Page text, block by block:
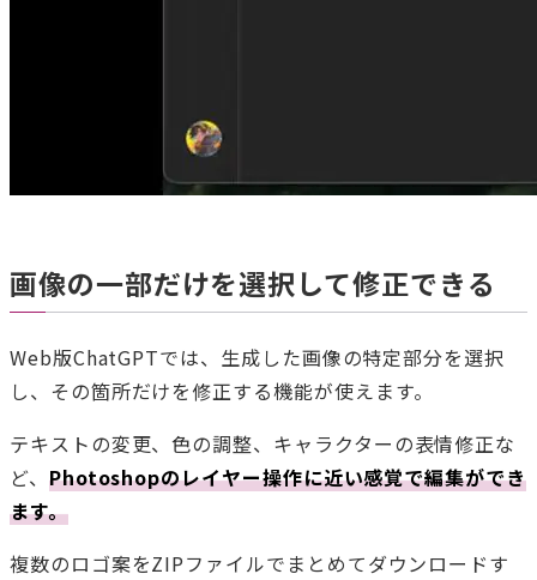
画像の一部だけを選択して修正できる
Web版ChatGPTでは、生成した画像の特定部分を選択
し、その箇所だけを修正する機能が使えます。
テキストの変更、色の調整、キャラクターの表情修正な
ど、 Photoshopのレイヤー操作に近い感覚で編集ができ
ます。
複数のロゴ案をZIPファイルでまとめてダウンロードす